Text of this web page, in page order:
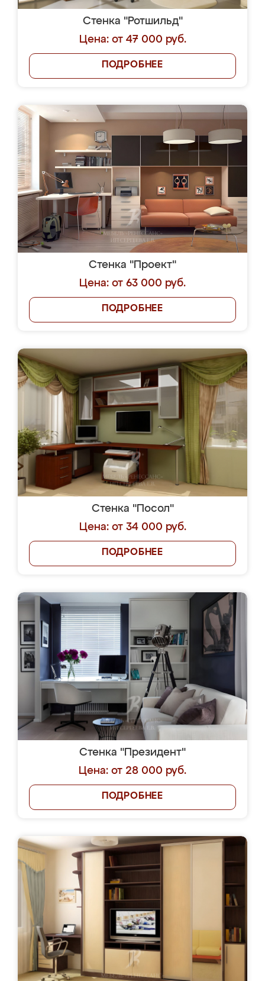
Стенка "Ротшильд"
Цена: от 47 000 руб.
ПОДРОБНЕЕ
Стенка "Проект"
Цена: от 63 000 руб.
ПОДРОБНЕЕ
Стенка "Посол"
Цена: от 34 000 руб.
ПОДРОБНЕЕ
Стенка "Президент"
Цена: от 28 000 руб.
ПОДРОБНЕЕ